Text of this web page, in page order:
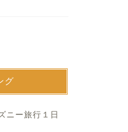
グ
ニー旅行１日